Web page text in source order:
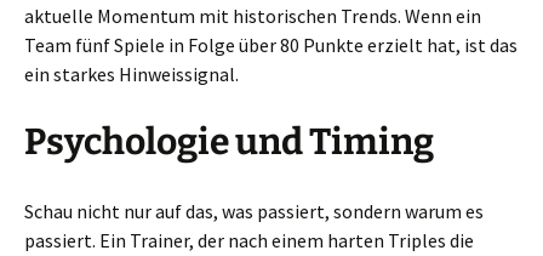
aktuelle Momentum mit historischen Trends. Wenn ein
Team fünf Spiele in Folge über 80 Punkte erzielt hat, ist das
ein starkes Hinweis­signal.
Psychologie und Timing
Schau nicht nur auf das, was passiert, sondern warum es
passiert. Ein Trainer, der nach einem harten Triples die